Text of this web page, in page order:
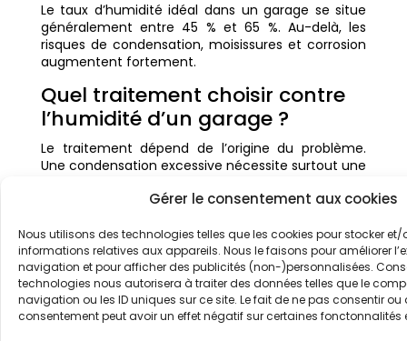
Gérer le consentement aux cookies
Nous utilisons des technologies telles que les cookies pour stocker
informations relatives aux appareils. Nous le faisons pour améliorer
navigation et pour afficher des publicités (non-)personnalisées.
technologies nous autorisera à traiter des données telles que le
navigation ou les ID uniques sur ce site. Le fait de ne pas consentir ou
consentement peut avoir un effet négatif sur certaines fonctonnalités
Le taux d’humidité idéal dans un garage se situe
généralement entre 45 % et 65 %. Au-delà, les
risques de condensation, moisissures et corrosion
augmentent fortement.
Quel traitement choisir contre
l’humidité d’un garage ?
Le traitement dépend de l’origine du problème.
Une condensation excessive nécessite surtout une
capillaires ou infiltrations demandent un
un cuvelage.